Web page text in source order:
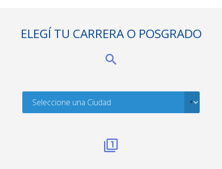
ELEGÍ TU CARRERA O POSGRADO